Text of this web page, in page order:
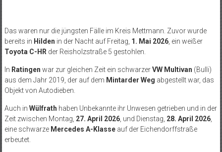
Das waren nur die jüngsten Fälle im Kreis Mettmann. Zuvor wurde
bereits in Hilden in der Nacht auf Freitag, 1. Mai 2026, ein weißer
Toyota C-HR der Reisholzstraße 5 gestohlen.
In Ratingen war zur gleichen Zeit ein schwarzerVW Multivan (Bulli)
aus dem Jahr 2019, der auf dem Mintarder Weg abgestellt war, das
Objekt von Autodieben.
Auch in Wülfrath haben Unbekannte ihr Unwesen getrieben und in der
Zeit zwischen Montag, 27. April 2026, und Dienstag, 28. April 2026,
eine schwarze Mercedes A-Klasseauf der Eichendorffstraße
erbeutet.